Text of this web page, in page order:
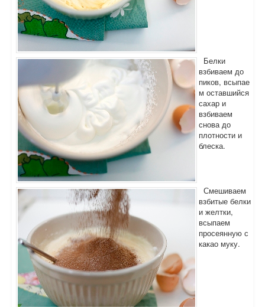
Белки
взбиваем до
пиков, всыпае
м оставшийся
сахар и
взбиваем
снова до
плотности и
блеска.
Смешиваем
взбитые белки
и желтки,
всыпаем
просеянную с
какао муку.